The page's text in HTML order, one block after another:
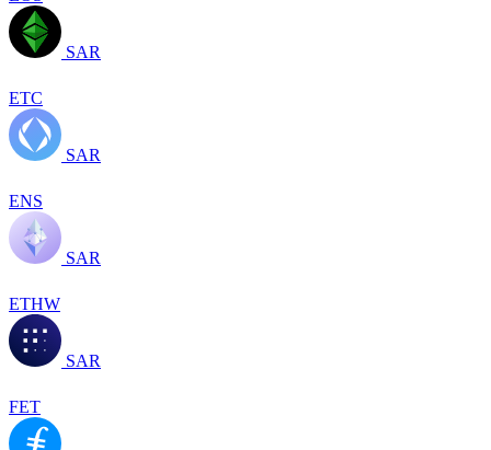
SAR
ETC
SAR
ENS
SAR
ETHW
SAR
FET